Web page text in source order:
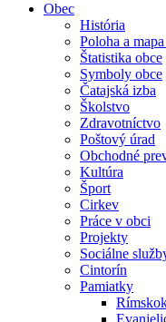
Obec
História
Poloha a
Štatistika obce
Symboly obce
Čatajská izba
Školstvo
Zdravotníctvo
Poštový úrad
Obchodné
Kultúra
Šport
Cirkev
Práce v obci
Projekty
Sociálne
Cintorín
Pamiatky